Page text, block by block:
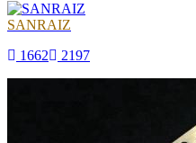
SANRAIZ
1662
2197